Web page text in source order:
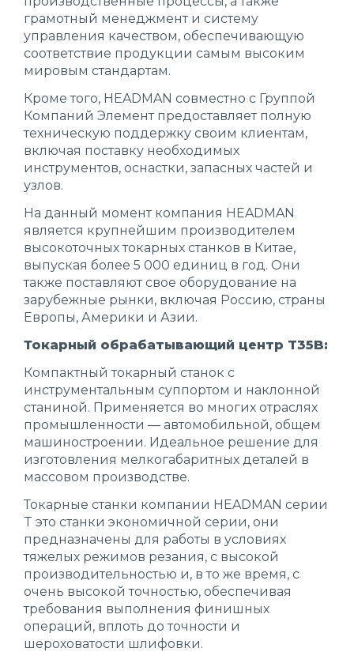
грамотный менеджмент и систему
управления качеством, обеспечивающую
соответствие продукции самым высоким
мировым стандартам.
Кроме того, HEADMAN совместно с Группой
Компаний Элемент предоставляет полную
техническую поддержку своим клиентам,
включая поставку необходимых
инструментов, оснастки, запасных частей и
узлов.
На данный момент компания HEADMAN
является крупнейшим производителем
высокоточных токарных станков в Китае,
выпуская более 5 000 единиц в год. Они
также поставляют свое оборудование на
зарубежные рынки, включая Россию, страны
Европы, Америки и Азии.
Токарный обрабатывающий центр T35B:
Компактный токарный станок с
инструментальным суппортом и наклонной
станиной. Применяется во многих отраслях
промышленности — автомобильной, общем
машиностроении. Идеальное решение для
изготовления мелкогабаритных деталей в
массовом производстве.
Токарные станки компании HEADMAN серии
T это станки экономичной серии, они
предназначены для работы в условиях
тяжелых режимов резания, с высокой
производительностью и, в то же время, с
очень высокой точностью, обеспечивая
требования выполнения финишных
операций, вплоть до точности и
шероховатости шлифовки.